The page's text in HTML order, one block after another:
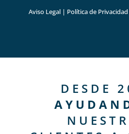
Aviso Legal | Política de Privacidad
DESDE